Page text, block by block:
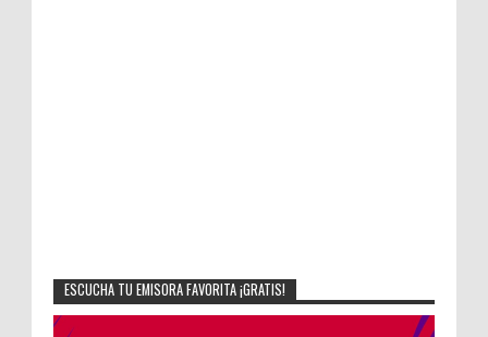
ESCUCHA TU EMISORA FAVORITA ¡GRATIS!